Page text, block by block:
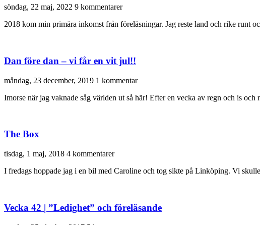
söndag, 22 maj, 2022 9 kommentarer
2018 kom min primära inkomst från föreläsningar. Jag reste land och rike runt
Dan före dan – vi får en vit jul!!
måndag, 23 december, 2019 1 kommentar
Imorse när jag vaknade såg världen ut så här! Efter en vecka av regn och is och
The Box
tisdag, 1 maj, 2018 4 kommentarer
I fredags hoppade jag i en bil med Caroline och tog sikte på Linköping. Vi
Vecka 42 | ”Ledighet” och föreläsande